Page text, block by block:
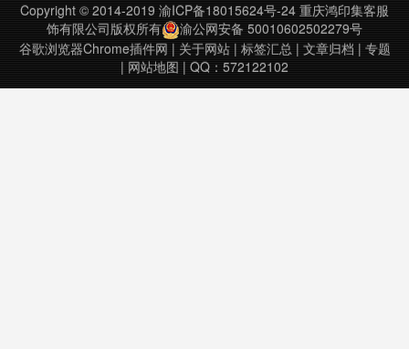
Copyright © 2014-2019 渝ICP备18015624号-24 重庆鸿印集客服
饰有限公司版权所有
渝公网安备 50010602502279号
谷歌浏览器Chrome插件网 | 关于网站| 标签汇总| 文章归档 | 专题
| 网站地图 | QQ：572122102